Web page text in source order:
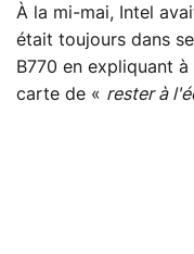
À la mi-mai, Intel
était toujours dans
B770 en expliquant
carte de « rester à